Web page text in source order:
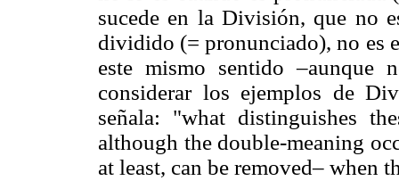
sucede en la División, que no
dividido (= pronunciado), no es
este mismo sentido –aunque
considerar los ejemplos de
señala: "what distinguishes
although the double-meaning
at least, can be removed– when